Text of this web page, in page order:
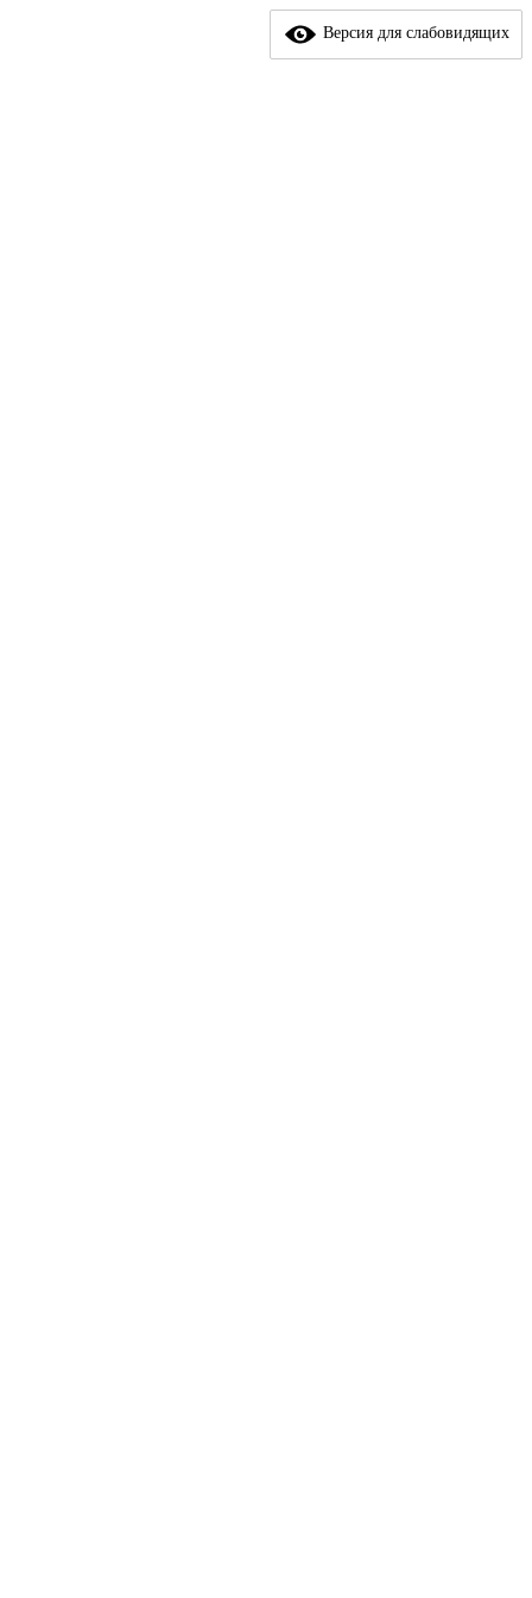
Версия для слабовидящих